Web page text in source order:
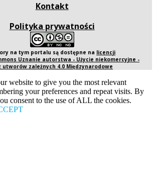
Kontakt
Polityka prywatności
na tym portalu są dostępne na licencji
Uznanie autorstwa - Użycie niekomercyjne -
utworów zależnych 4.0 Międzynarodowe
website to give you the most relevant
your preferences and repeat visits. By
consent to the use of ALL the cookies.